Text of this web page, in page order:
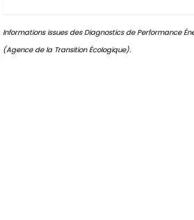
Informations issues des Diagnostics de Performance
(Agence de la Transition Écologique).